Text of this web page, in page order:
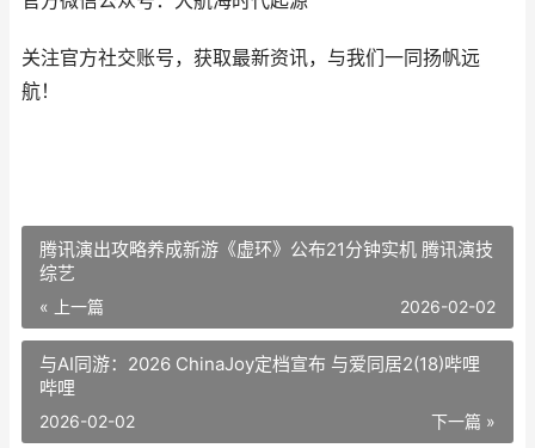
关注官方社交账号，获取最新资讯，与我们一同扬帆远
航！
腾讯演出攻略养成新游《虚环》公布21分钟实机 腾讯演技
综艺
« 上一篇 2026-02-02
与AI同游：2026 ChinaJoy定档宣布 与爱同居2(18)哔哩
哔哩
下一篇 »
2026-02-02